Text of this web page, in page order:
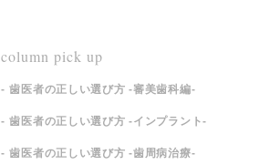
column pick up
歯医者の正しい選び方 -審美歯科編-
歯医者の正しい選び方 -インプラント-
歯医者の正しい選び方 -歯周病治療-